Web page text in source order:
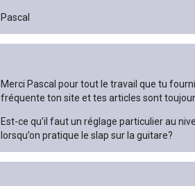
Pascal
Merci Pascal pour tout le travail que tu
fréquente ton site et tes articles sont
Est-ce qu’il faut un réglage particulier au
lorsqu’on pratique le slap sur la guitare?